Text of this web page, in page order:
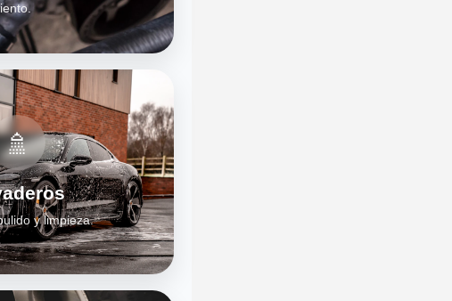
🚿
y limpieza.